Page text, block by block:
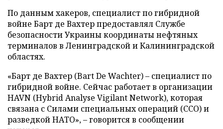
По данным хакеров, специалист по гибридной
войне Барт де Вахтер предоставлял Службе
безопасности Украины координаты нефтяных
терминалов в Ленинградской и Калининградской
областях.
«Барт де Вахтер (Bart De Wachter) – специалист по
гибридной войне. Сейчас работает в организации
HAVN (Hybrid Analyse Vigilant Network), которая
связана с Силами специальных операций (ССО) и
разведкой НАТО», – говорится в сообщении